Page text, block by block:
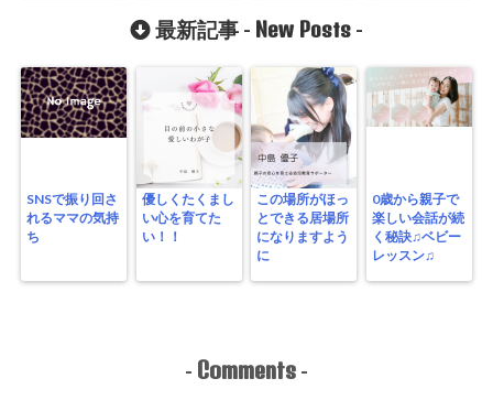
グッズ
最新記事 - New Posts -
SNSで振り回さ
れるママの気持
ち
優しくたくまし
い心を育てた
い！！
この場所がほっ
とできる居場所
になりますよう
に
0歳から親子で
楽しい会話が続
く秘訣♫ベビー
レッスン♫
- Comments -